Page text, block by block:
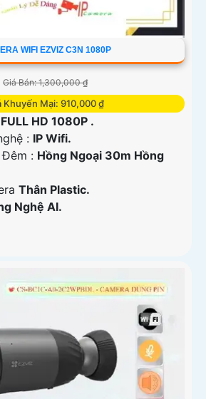
WIFI EZVIZ C3N 1080P
Giá Bán: 1,300,000 ₫
Khuyến Mại: 910,000 ₫
FULL HD 1080P .
: IP Wifi.
Đêm : Hồng Ngoại 30m Hồng
Thân Plastic.
Nghệ AI.